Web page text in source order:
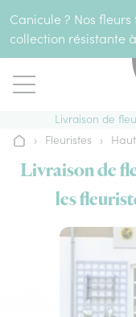
Canicule ? Nos
collection résistante
Livraison de
Accueil
› Fleuristes ›
Livraison de
les